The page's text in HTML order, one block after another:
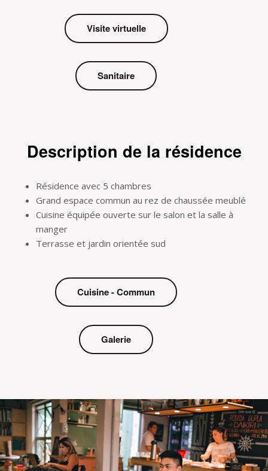
Visite virtuelle
Sanitaire
Description de la résidence
Résidence avec 5 chambres
Grand espace commun au rez de chaussée meublé
Cuisine équipée ouverte sur le salon et la salle à
manger
Terrasse et jardin orientée sud
Cuisine - Commun
Galerie